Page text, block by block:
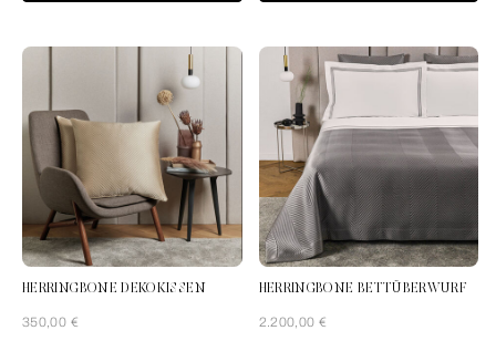
HERRINGBONE DEKOKISSEN
350,00 €
HERRINGBONE BETTÜBERWURF
2.200,00 €